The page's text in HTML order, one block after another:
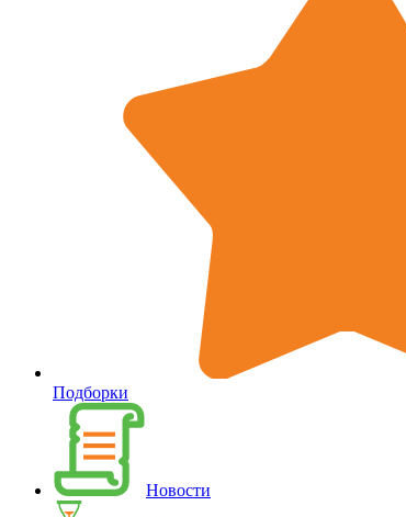
Подборки
Новости